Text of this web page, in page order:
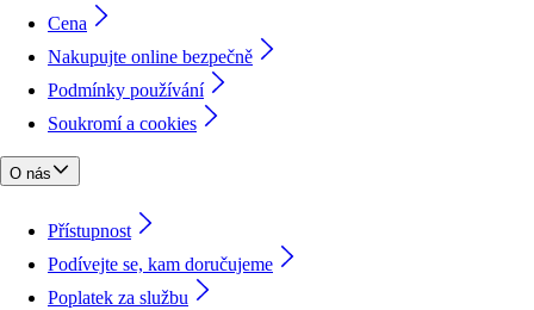
Cena
Nakupujte online bezpečně
Podmínky používání
Soukromí a cookies
O nás
Přístupnost
Podívejte se, kam doručujeme
Poplatek za službu